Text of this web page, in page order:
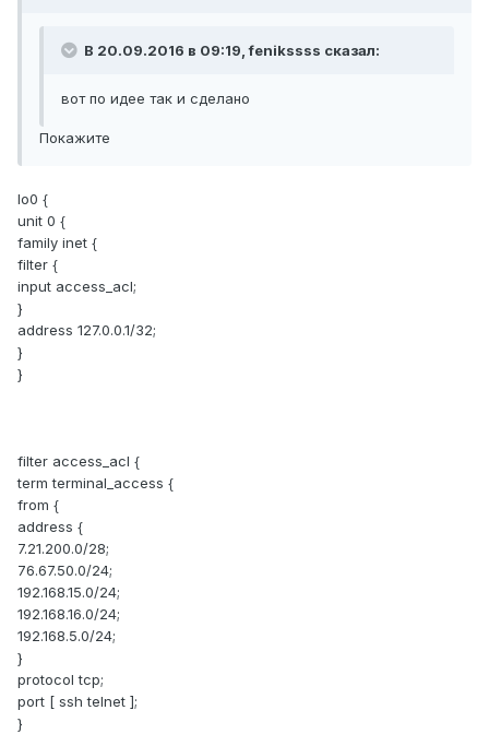
В 20.09.2016 в 09:19, fenikssss сказал:
вот по идее так и сделано
Покажите
lo0 {
unit 0 {
family inet {
filter {
input access_acl;
}
address 127.0.0.1/32;
}
}
filter access_acl {
term terminal_access {
from {
address {
7.21.200.0/28;
76.67.50.0/24;
192.168.15.0/24;
192.168.16.0/24;
192.168.5.0/24;
}
protocol tcp;
port [ ssh telnet ];
}